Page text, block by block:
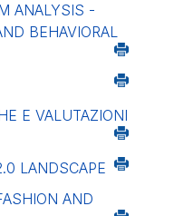
ANALYSIS -
BEHAVIORAL
E VALUTAZIONI
LANDSCAPE
AND